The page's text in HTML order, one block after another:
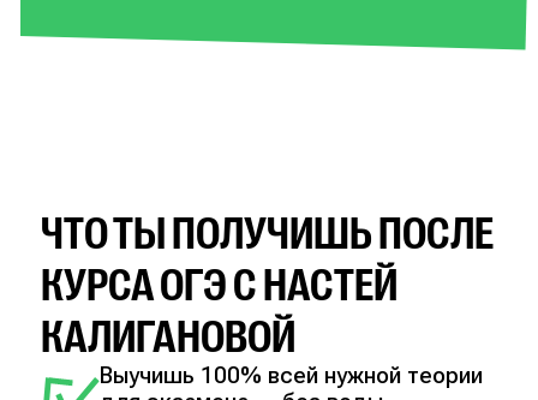
ЧТО ТЫ ПОЛУЧИШЬ ПОСЛЕ
КУРСА ОГЭ С НАСТЕЙ
КАЛИГАНОВОЙ
Выучишь 100% всей нужной теории